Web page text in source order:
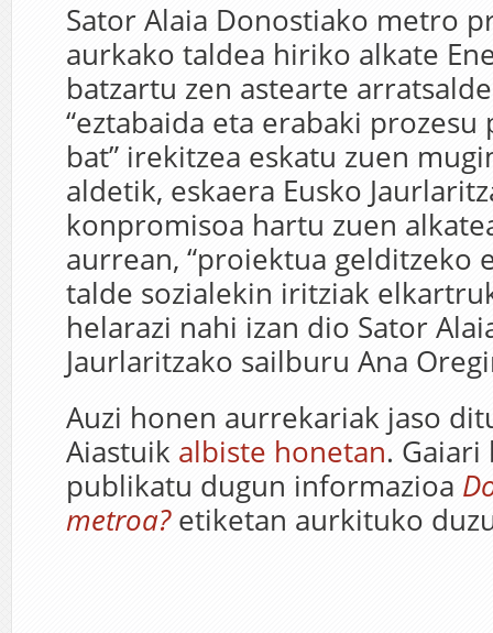
Sator Alaia Donostiako metro
aurkako taldea hiriko alkate
batzartu zen astearte
“eztabaida eta erabaki
bat” irekitzea eskatu zuen
aldetik, eskaera Eusko
konpromisoa hartu zuen
aurrean, “proiektua gelditzeko
talde sozialekin iritziak
helarazi nahi izan dio Sator
Jaurlaritzako sailburu Ana
Auzi honen aurrekariak jaso
Aiastuik albiste honetan. Gaiari
publikatu dugun informazioa
metroa? etiketan aurkituko